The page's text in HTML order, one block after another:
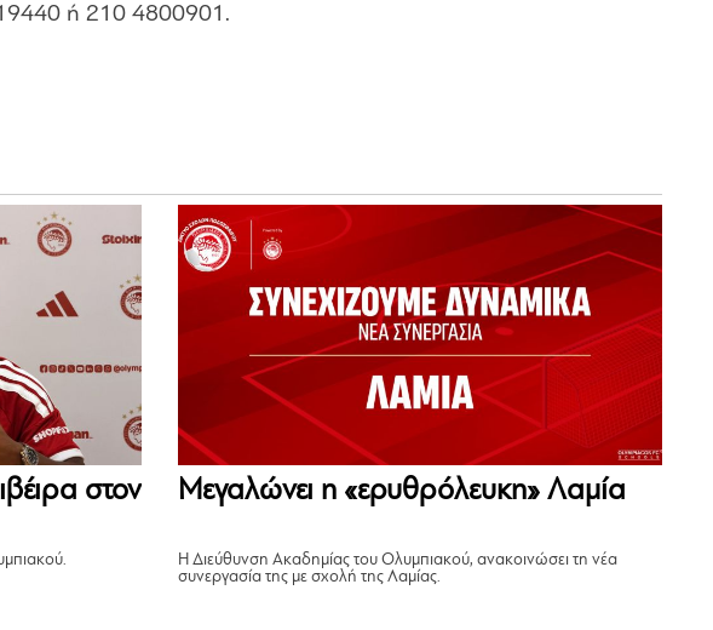
ή 210 4800901.
στον
Μεγαλώνει η «ερυθρόλευκη» Λαμία
Η Διεύθυνση Ακαδημίας του Ολυμπιακού, ανακοινώσει τη νέα
συνεργασία της με σχολή της Λαμίας.